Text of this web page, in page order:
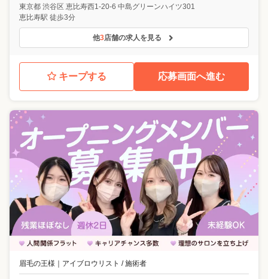
東京都 渋谷区 恵比寿西1-20-6 中島グリーンハイツ301
恵比寿駅 徒歩3分
他3店舗の求人を見る
キープする 応募画面へ進む
眉毛の王様 ｜ アイブロウリスト / 施術者